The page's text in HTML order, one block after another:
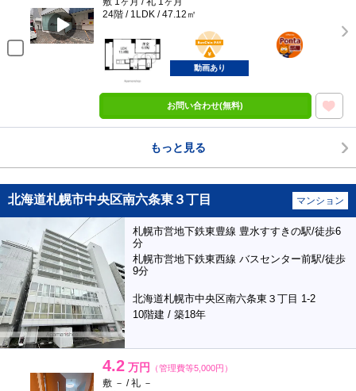
24階 / 1LDK / 47.12㎡
BunChinPAY
ポンタ
部屋
動画あり
お問い合わせ(無料)
もっと見る
北海道札幌市中央区南六条東３丁目 マンション
札幌市営地下鉄東豊線 豊水すすきの駅/徒歩6
分
札幌市営地下鉄東西線 バスセンター前駅/徒歩
9分
北海道札幌市中央区南六条東３丁目 1-2
10階建 / 築18年
4.2 万円 （管理費等5,000円）
敷 － / 礼 －